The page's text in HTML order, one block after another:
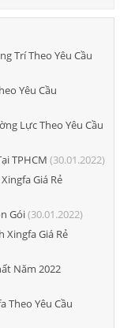
Trí Theo Yêu Cầu
Yêu Cầu
Lực Theo Yêu Cầu
TPHCM (30.01.2022)
Giá Rẻ
Gói(30.01.2022)
Xingfa Giá Rẻ
Năm 2022
Theo Yêu Cầu